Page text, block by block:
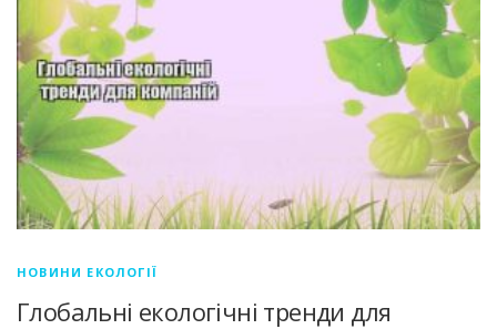
НОВИНИ ЕКОЛОГІЇ
Глобальні екологічні тренди для